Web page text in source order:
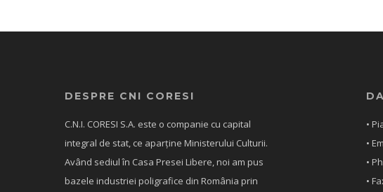
DESPRE CNI CORESI
C.N.I. CORESI S.A. este o companie cu capital
integral de stat, ce aparține Ministerului Culturii.
Având sediul în Casa Presei Libere, noi am pus
bazele industriei poligrafice din România prin
•
•
•
•